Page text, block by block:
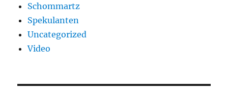
Schommartz
Spekulanten
Uncategorized
Video